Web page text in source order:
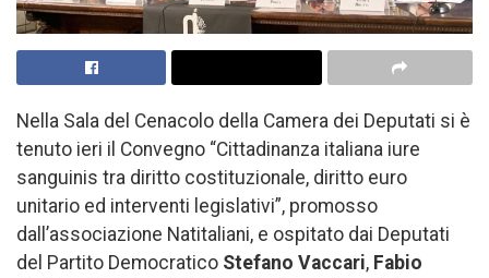
Nella Sala del Cenacolo della Camera dei Deputati si è
tenuto ieri il Convegno “Cittadinanza italiana iure
sanguinis tra diritto costituzionale, diritto euro
unitario ed interventi legislativi”, promosso
dall’associazione Natitaliani, e ospitato dai Deputati
del Partito Democratico Stefano Vaccari, Fabio